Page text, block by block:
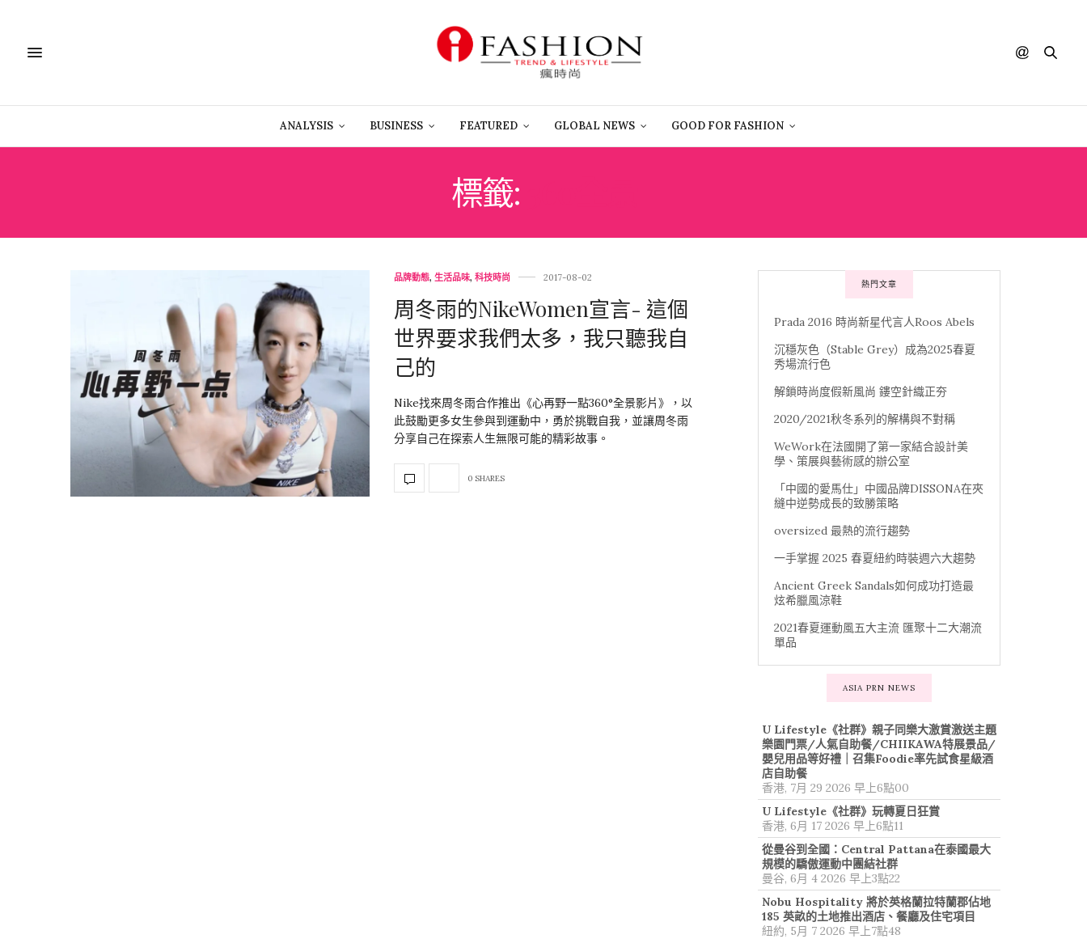
ANALYSIS BUSINESS FEATURED GLOBAL NEWS GOOD FOR FASHION
標籤:
品牌動態, 生活品味, 科技時尚 2017-08-02
周冬雨的NikeWomen宣言- 這個
世界要求我們太多，我只聽我自
己的
Nike找來周冬雨合作推出《心再野一點360°全景影片》，以
此鼓勵更多女生參與到運動中，勇於挑戰自我，並讓周冬雨
分享自己在探索人生無限可能的精彩故事。
0 SHARES
熱門文章
Prada 2016 時尚新星代言人Roos Abels
沉穩灰色（Stable Grey）成為2025春夏
秀場流行色
解鎖時尚度假新風尚 鏤空針織正夯
2020/2021秋冬系列的解構與不對稱
WeWork在法國開了第一家結合設計美
學、策展與藝術感的辦公室
「中國的愛馬仕」中國品牌DISSONA在夾
縫中逆勢成長的致勝策略
oversized 最熱的流行趨勢
一手掌握 2025 春夏紐約時裝週六大趨勢
Ancient Greek Sandals如何成功打造最
炫希臘風涼鞋
2021春夏運動風五大主流 匯聚十二大潮流
單品
ASIA PRN NEWS
U Lifestyle《社群》親子同樂大激賞激送主題
樂園門票/人氣自助餐/CHIIKAWA特展景品/
嬰兒用品等好禮｜召集Foodie率先試食星級酒
店自助餐
香港, 7月 29 2026 早上6點00
U Lifestyle《社群》玩轉夏日狂賞
香港, 6月 17 2026 早上6點11
從曼谷到全國：Central Pattana在泰國最大
規模的驕傲運動中團結社群
曼谷, 6月 4 2026 早上3點22
Nobu Hospitality 將於英格蘭拉特蘭郡佔地
185 英畝的土地推出酒店、餐廳及住宅項目
紐約, 5月 7 2026 早上7點48